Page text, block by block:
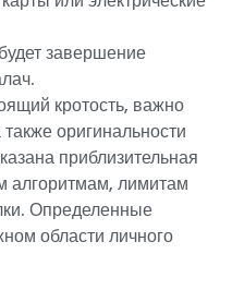
завершение
кротость, важно
оригинальности
приблизительная
алгоритмам, лимитам
Определенные
области личного